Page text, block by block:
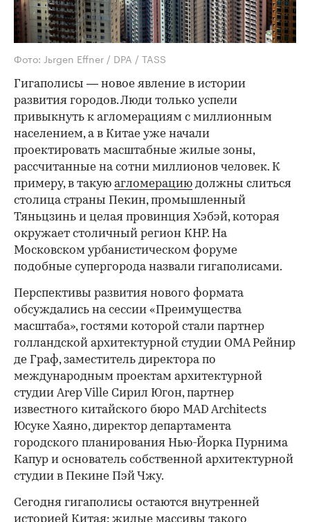
Фото: Jьrgen Effner / DPA / TASS
Гигаполисы — новое явление в истории
развития городов. Люди только успели
привыкнуть к агломерациям с миллионным
населением, а в Китае уже начали
проектировать масштабные жилые зоны,
рассчитанные на сотни миллионов человек. К
примеру, в такую агломерацию должны слиться
столица страны Пекин, промышленный
Тяньцзинь и целая провинция Хэбэй, которая
окружает столичный регион КНР. На
Московском урбанистическом форуме
подобные супергорода назвали гигаполисами.
Перспективы развития нового формата
обсуждались на сессии «Преимущества
масштаба», гостями которой стали партнер
голландской архитектурной студии OMA Рейнир
де Граф, заместитель директора по
международным проектам архитектурной
студии Arep Ville Сирил Югон, партнер
известного китайского бюро MAD Architects
Юсуке Хаяно, директор департамента
городского планирования Нью-Йорка Пурнима
Капур и основатель собственной архитектурной
студии в Пекине Пэй Чжу.
Сегодня гигаполисы остаются внутренней